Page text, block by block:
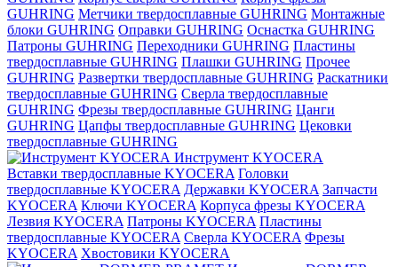
GUHRING Метчики твердосплавные GUHRING Монтажные
блоки GUHRING Оправки GUHRING Оснастка GUHRING
Патроны GUHRING Переходники GUHRING Пластины
твердосплавные GUHRING Плашки GUHRING Прочее
GUHRING Развертки твердосплавные GUHRING Раскатники
твердосплавные GUHRING Сверла твердосплавные
GUHRING Фрезы твердосплавные GUHRING Цанги
GUHRING Цапфы твердосплавные GUHRING Цековки
твердосплавные GUHRING
Инструмент KYOCERA
Вставки твердосплавные KYOCERA Головки
твердосплавные KYOCERA Державки KYOCERA Запчасти
KYOCERA Ключи KYOCERA Корпуса фрезы KYOCERA
Лезвия KYOCERA Патроны KYOCERA Пластины
твердосплавные KYOCERA Сверла KYOCERA Фрезы
KYOCERA Хвостовики KYOCERA